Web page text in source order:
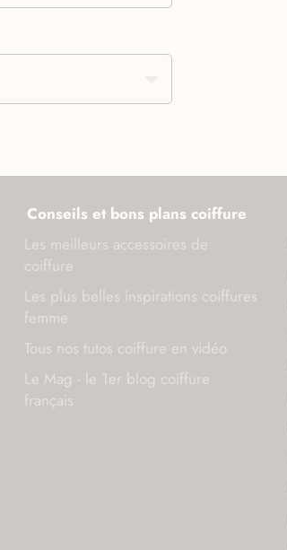
Conseils et bons plans coiffure
Les meilleurs accessoires de
coiffure
Les plus belles inspirations coiffures
femme
Tous nos tutos coiffure en vidéo
Le Mag - le 1er blog coiffure
français